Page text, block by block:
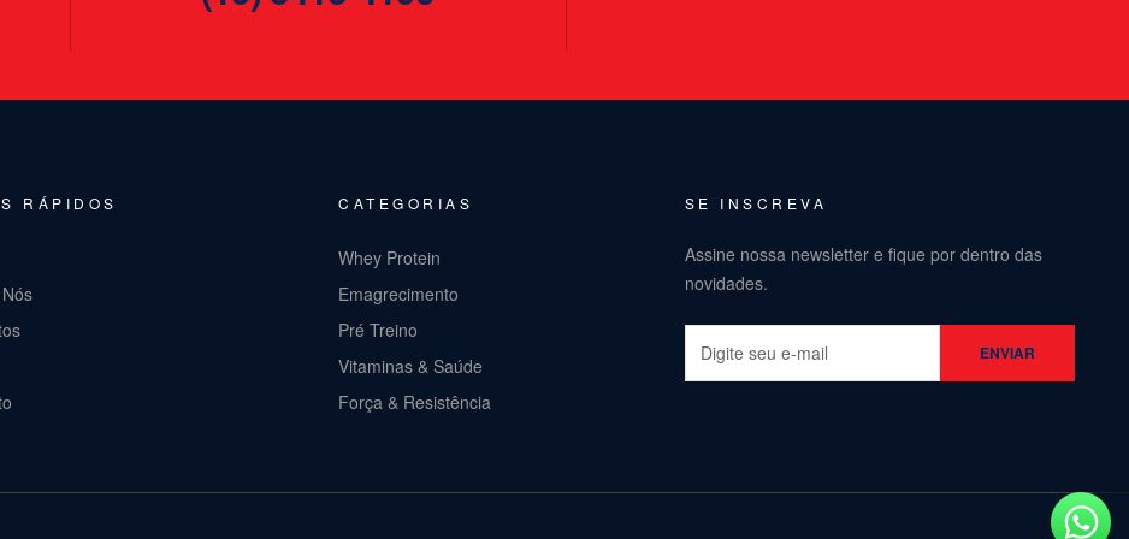
RÁPIDOS CATEGORIAS
Whey Protein
Emagrecimento
Pré Treino
Vitaminas & Saúde
Força & Resistência
SE INSCREVA
Assine nossa newsletter e fique por dentro das
novidades.